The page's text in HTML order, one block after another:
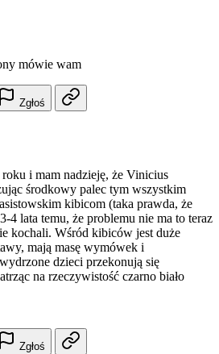
mówie wam
Zgłoś
i mam nadzieję, że Vinicius
środkowy palec tym wszystkim
kibicom (taka prawda, że
4 lata temu, że problemu nie ma to teraz
kochali. Wśród kibiców jest duże
mają masę wymówek i
dzieci przekonują się
na rzeczywistość czarno biało
Zgłoś